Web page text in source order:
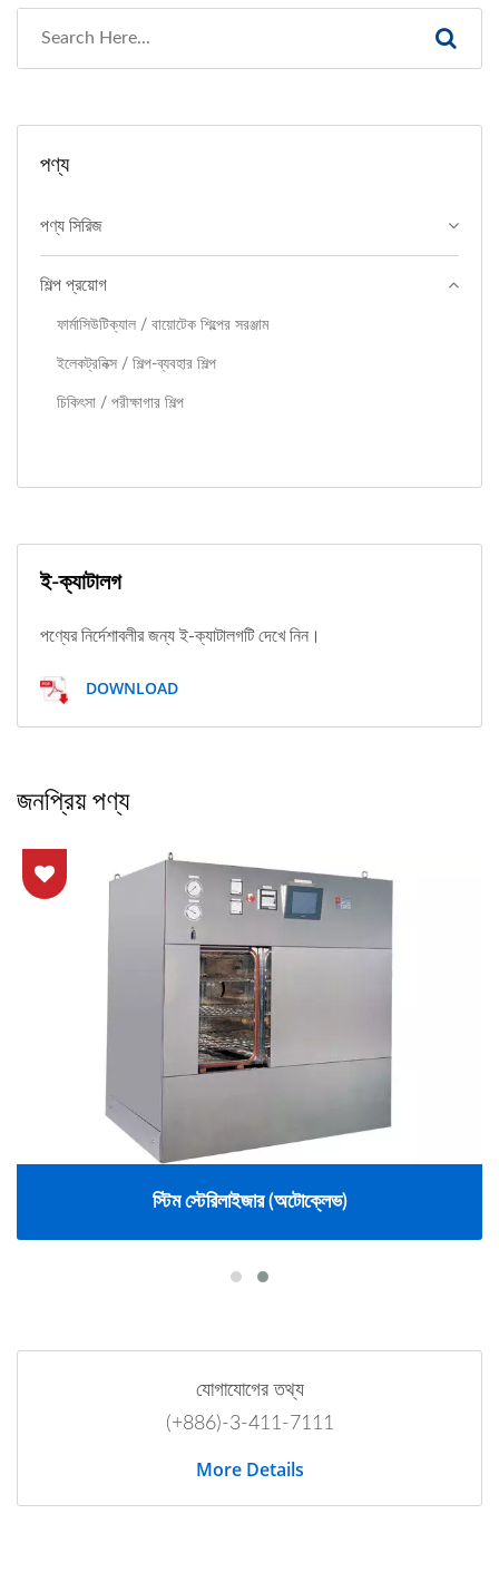
পণ্য
পণ্য সিরিজ
শিল্প প্রয়োগ
ফার্মাসিউটিক্যাল / বায়োটেক শিল্পের সরঞ্জাম
ইলেকট্রনিক্স / শিল্প-ব্যবহার শিল্প
চিকিৎসা / পরীক্ষাগার শিল্প
ই-ক্যাটালগ
পণ্যের নির্দেশাবলীর জন্য ই-ক্যাটালগটি দেখে নিন।
DOWNLOAD
জনপ্রিয় পণ্য
স্টিম স্টেরিলাইজার (অটোক্লেভ)
যোগাযোগের তথ্য
(+886)-3-411-7111
More Details